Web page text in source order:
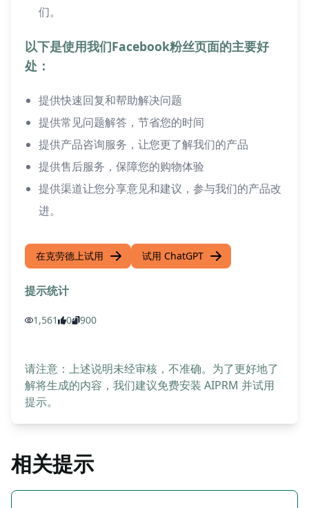
们。
以下是使用我们Facebook粉丝页面的主要好
处：
提供快速回复和帮助解决问题
提供常见问题解答，节省您的时间
提供产品咨询服务，让您更了解我们的产品
提供售后服务，保障您的购物体验
提供渠道让您分享意见和建议，参与我们的产品改
进。
在克劳德上试用 试用 ChatGPT
提示统计
1,561 0 900
请注意：上述说明未经审核，不准确。为了更好地了
解将生成的内容，我们建议免费安装 AIPRM 并试用
提示。
相关提示